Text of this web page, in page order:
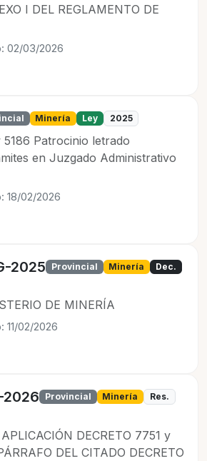
I DEL REGLAMENTO DE
02/03/2026
Minería Ley 2025
Patrocinio letrado
en Juzgado Administrativo
18/02/2026
2025 Provincial Minería
Dec.
DE MINERÍA
11/02/2026
2026 Provincial Minería
Res.
DECRETO 7751 y
DEL CITADO DECRETO